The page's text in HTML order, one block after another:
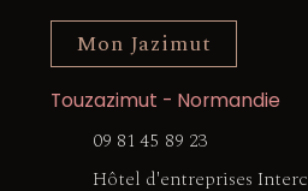
Mon Jazimut
Touzazimut - Normandie
09 81 45 89 23
Hôtel d'entreprises